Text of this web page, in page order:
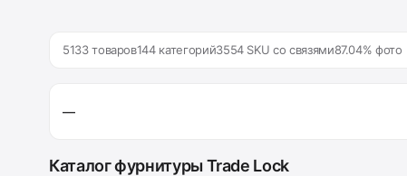
5133 товаров144 категорий3554 SKU со связями87.04% фото
—
Каталог фурнитуры Trade Lock